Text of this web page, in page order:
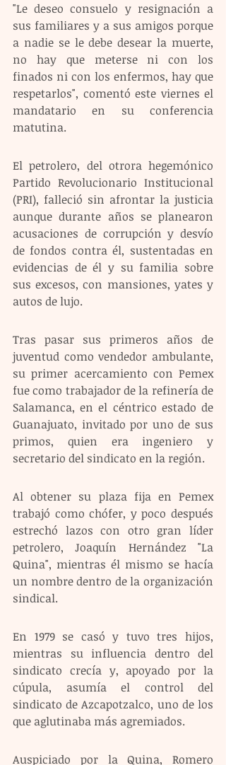
"Le deseo consuelo y resignación a
sus familiares y a sus amigos porque
a nadie se le debe desear la muerte,
no hay que meterse ni con los
finados ni con los enfermos, hay que
respetarlos", comentó este viernes el
mandatario en su conferencia
matutina.
El petrolero, del otrora hegemónico
Partido Revolucionario Institucional
(PRI), falleció sin afrontar la justicia
aunque durante años se planearon
acusaciones de corrupción y desvío
de fondos contra él, sustentadas en
evidencias de él y su familia sobre
sus excesos, con mansiones, yates y
autos de lujo.
Tras pasar sus primeros años de
juventud como vendedor ambulante,
su primer acercamiento con Pemex
fue como trabajador de la refinería de
Salamanca, en el céntrico estado de
Guanajuato, invitado por uno de sus
primos, quien era ingeniero y
secretario del sindicato en la región.
Al obtener su plaza fija en Pemex
trabajó como chófer, y poco después
estrechó lazos con otro gran líder
petrolero, Joaquín Hernández "La
Quina", mientras él mismo se hacía
un nombre dentro de la organización
sindical.
En 1979 se casó y tuvo tres hijos,
mientras su influencia dentro del
sindicato crecía y, apoyado por la
cúpula, asumía el control del
sindicato de Azcapotzalco, uno de los
que aglutinaba más agremiados.
Auspiciado por la Quina, Romero